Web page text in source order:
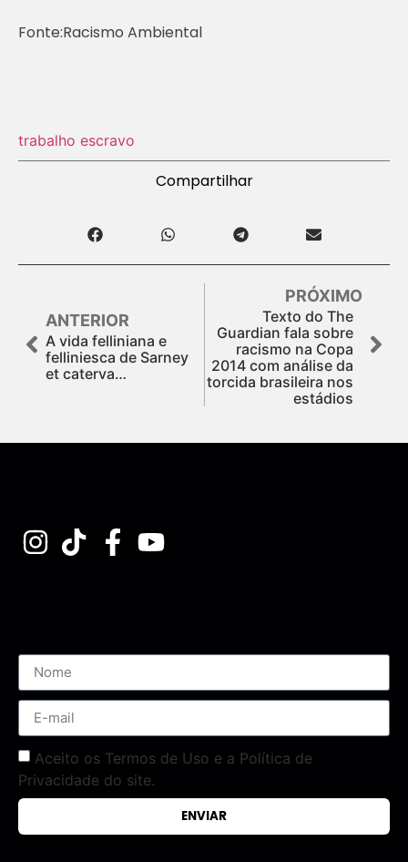
Fonte:Racismo Ambiental
trabalho escravo
Compartilhar
ANTERIOR
A vida felliniana e
felliniesca de Sarney
et caterva…
PRÓXIMO
Texto do The
Guardian fala sobre
racismo na Copa
2014 com análise da
torcida brasileira nos
estádios
Aceito os Termos de Uso e a Política de
Privacidade do site.
ENVIAR